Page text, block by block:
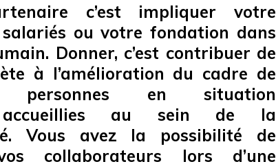
c’est impliquer votre
salariés ou votre fondation dans
Donner, c’est contribuer de
à l’amélioration du cadre de
en situation
accueillies au sein de la
Vous avez la possibilité de
collaborateurs lors d’une